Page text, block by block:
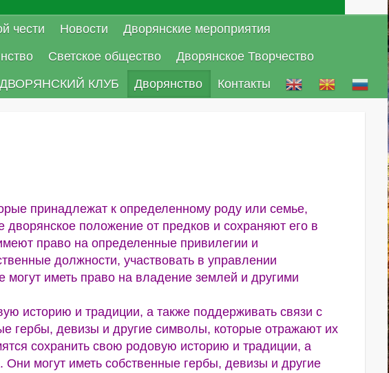
чести Новости
Дворянские мероприятия
Светское общество
Дворянское Творчество
ДВОРЯНСКИЙ КЛУБ Дворянство Контакты
принадлежат к определенному роду или семье,
положение от предков и сохраняют его в
право на определенные привилегии и
должности, участвовать в управлении
могут иметь право на владение землей и другими
историю и традиции, а также поддерживать связи с
гербы, девизы и другие символы, которые отражают их
сохранить свою родовую историю и традиции, а
могут иметь собственные гербы, девизы и другие